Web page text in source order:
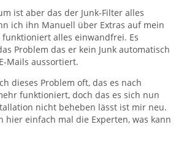
ist aber das der Junk-Filter alles
ich ihn Manuell über Extras auf mein
funktioniert alles einwandfrei. Es
Problem das er kein Junk automatisch
Mails aussortiert.
dieses Problem oft, das es nach
funktioniert, doch das es sich nun
nicht beheben lässt ist mir neu.
hier einfach mal die Experten, was kann